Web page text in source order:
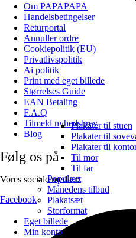
Plakater til stuen
Plakater til
Plakater til
Til mor
Til far
Populært
Månedens tilbud
Plakatsæt
Storformat
Eget billede
Min konto
Om PAPAPAPA
Handelsbetingelser
Returportal
Annuller ordre
Cookiepolitik (EU)
Privatlivspolitik
Ai politik
Print med eget billede
Størrelses Guide
EAN Betaling
F.A.Q
Tilmeld nyhedsbrev
Blog
Følg os på
Vores sociale medier:
Facebook